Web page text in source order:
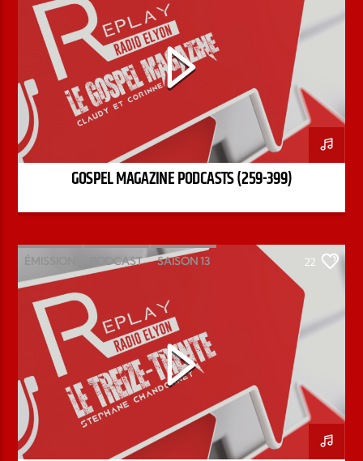
GOSPEL MAGAZINE PODCASTS (259-399)
ÉMISSION PODCAST SAISON 13
STÉPHANE CHANDONNET
22